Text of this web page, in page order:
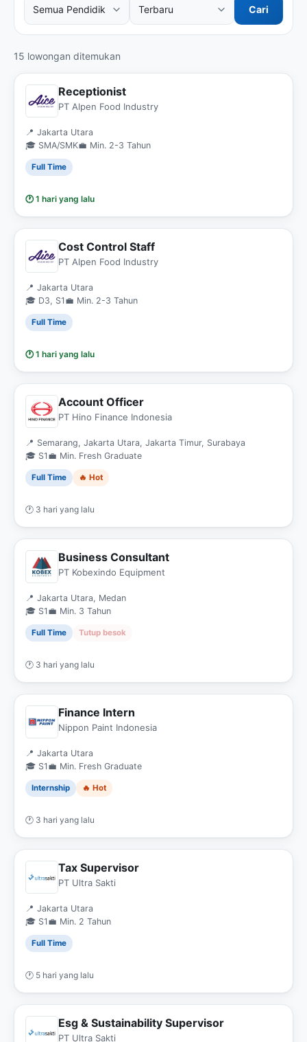
Cari
15 lowongan ditemukan
Receptionist
PT Alpen Food Industry
📍 Jakarta Utara
🎓 SMA/SMK💼 Min. 2-3 Tahun
Full Time
🕐 1 hari yang lalu
Cost Control Staff
PT Alpen Food Industry
📍 Jakarta Utara
🎓 D3, S1 💼 Min. 2-3 Tahun
Full Time
🕐 1 hari yang lalu
Account Officer
PT Hino Finance Indonesia
📍 Semarang, Jakarta Utara, Jakarta Timur, Surabaya
🎓 S1 💼 Min. Fresh Graduate
Full Time 🔥 Hot
🕐 3 hari yang lalu
Business Consultant
PT Kobexindo Equipment
📍 Jakarta Utara, Medan
🎓 S1 💼 Min. 3 Tahun
Full Time Tutup besok
🕐 3 hari yang lalu
Finance Intern
Nippon Paint Indonesia
📍 Jakarta Utara
🎓 S1 💼 Min. Fresh Graduate
Internship 🔥 Hot
🕐 3 hari yang lalu
Tax Supervisor
PT Ultra Sakti
📍 Jakarta Utara
🎓 S1 💼 Min. 2 Tahun
Full Time
🕐 5 hari yang lalu
Esg & Sustainability Supervisor
PT Ultra Sakti